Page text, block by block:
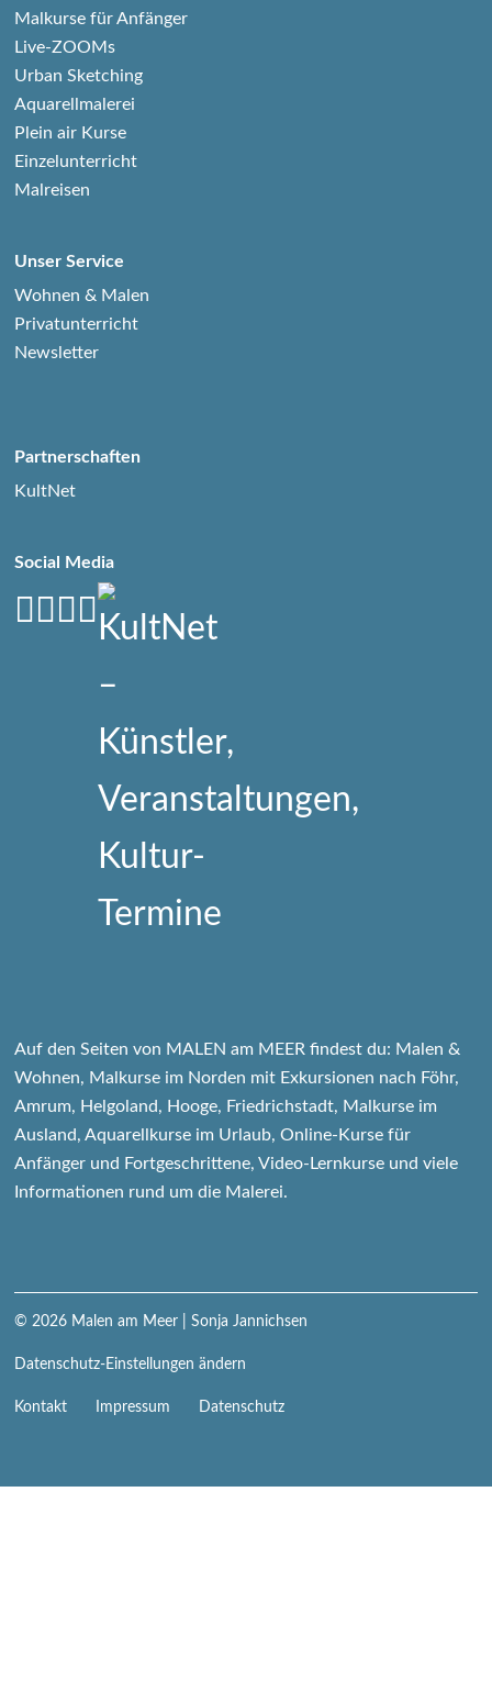
Malkurse für Anfänger
Live-ZOOMs
Urban Sketching
Aquarellmalerei
Plein air Kurse
Einzelunterricht
Malreisen
Unser Service
Wohnen & Malen
Privatunterricht
Newsletter
Partnerschaften
KultNet
Social Media
Auf den Seiten von MALEN am MEER findest du: Malen &
Wohnen, Malkurse im Norden mit Exkursionen nach Föhr,
Amrum, Helgoland, Hooge, Friedrichstadt, Malkurse im
Ausland, Aquarellkurse im Urlaub, Online-Kurse für
Anfänger und Fortgeschrittene, Video-Lernkurse und viele
Informationen rund um die Malerei.
© 2026 Malen am Meer | Sonja Jannichsen
Datenschutz-Einstellungen ändern
Navigation
Kontakt Impressum Datenschutz